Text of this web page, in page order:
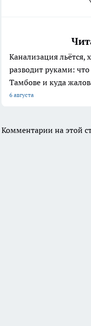
Канализация льётся,
разводит руками:
Тамбове и куда
6 августа
Комментарии на этой